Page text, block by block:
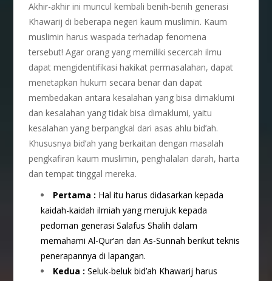
Akhir-akhir ini muncul kembali benih-benih generasi
Khawarij di beberapa negeri kaum muslimin. Kaum
muslimin harus waspada terhadap fenomena
tersebut! Agar orang yang memiliki secercah ilmu
dapat mengidentifikasi hakikat permasalahan, dapat
menetapkan hukum secara benar dan dapat
membedakan antara kesalahan yang bisa dimaklumi
dan kesalahan yang tidak bisa dimaklumi, yaitu
kesalahan yang berpangkal dari asas ahlu bid’ah.
Khususnya bid’ah yang berkaitan dengan masalah
pengkafiran kaum muslimin, penghalalan darah, harta
dan tempat tinggal mereka.
Pertama : Hal itu harus didasarkan kepada
kaidah-kaidah ilmiah yang merujuk kepada
pedoman generasi Salafus Shalih dalam
memahami Al-Qur’an dan As-Sunnah berikut teknis
penerapannya di lapangan.
Kedua : Seluk-beluk bid’ah Khawarij harus